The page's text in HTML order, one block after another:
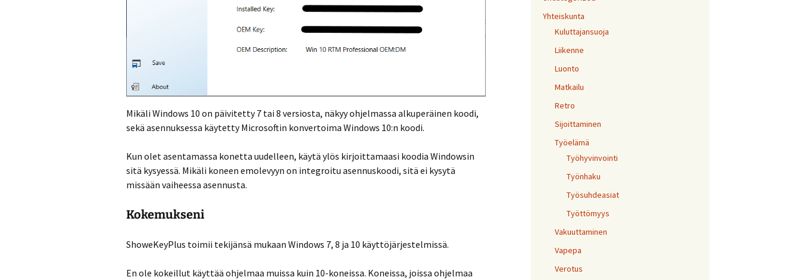
Mikäli Windows 10 on päivitetty 7 tai 8 versiosta, näkyy ohjelmassa alkuperäinen koodi,
sekä asennuksessa käytetty Microsoftin konvertoima Windows 10:n koodi.
Kun olet asentamassa konetta uudelleen, käytä ylös kirjoittamaasi koodia Windowsin
sitä kysyessä. Mikäli koneen emolevyyn on integroitu asennuskoodi, sitä ei kysytä
missään vaiheessa asennusta.
Kokemukseni
ShoweKeyPlus toimii tekijänsä mukaan Windows 7, 8 ja 10 käyttöjärjestelmissä.
En ole kokeillut käyttää ohjelmaa muissa kuin 10-koneissa. Koneissa, joissa ohjelmaa
Yhteiskunta
Kuluttajansuoja
Liikenne
Luonto
Matkailu
Retro
Sijoittaminen
Työelämä
Työhyvinvointi
Työnhaku
Työsuhdeasiat
Työttömyys
Vakuuttaminen
Vapepa
Verotus